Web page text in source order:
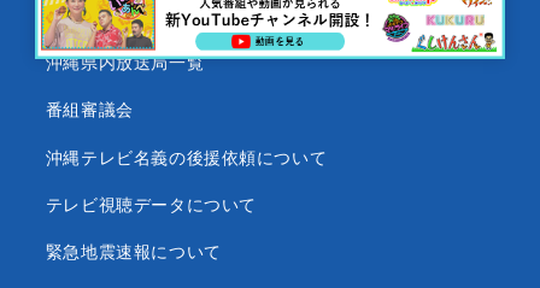
沖縄テレビ放送基準
沖縄県内放送局一覧
番組審議会
沖縄テレビ名義の後援依頼について
テレビ視聴データについて
緊急地震速報について